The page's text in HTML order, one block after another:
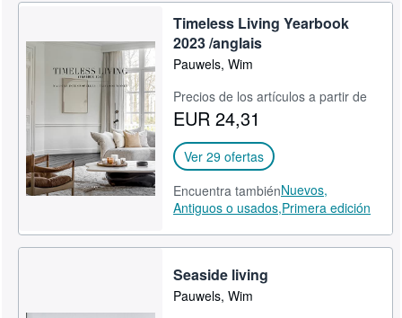
Timeless Living Yearbook
2023 /anglais
Pauwels, Wim
Precios de los artículos a partir de
EUR 24,31
Ver 29 ofertas
Encuentra tambiénNuevos,
Antiguos o usados,Primera edición
Seaside living
Pauwels, Wim